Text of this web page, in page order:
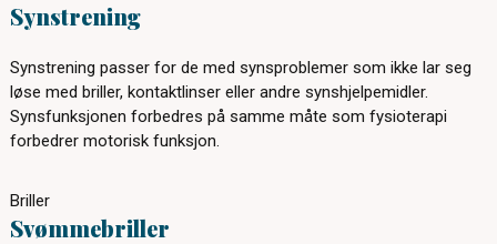
Synstrening
Synstrening passer for de med synsproblemer som ikke lar seg
løse med briller, kontaktlinser eller andre synshjelpemidler.
Synsfunksjonen forbedres på samme måte som fysioterapi
forbedrer motorisk funksjon.
Briller
Svømmebriller